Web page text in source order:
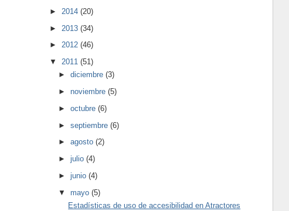
► 2014 (20)
► 2013 (34)
► 2012 (46)
▼ 2011 (51)
►diciembre(3)
►noviembre(5)
►octubre(6)
►septiembre(6)
►agosto(2)
►julio(4)
►junio(4)
▼mayo(5)
Estadísticas de uso de accesibilidad en Atractores